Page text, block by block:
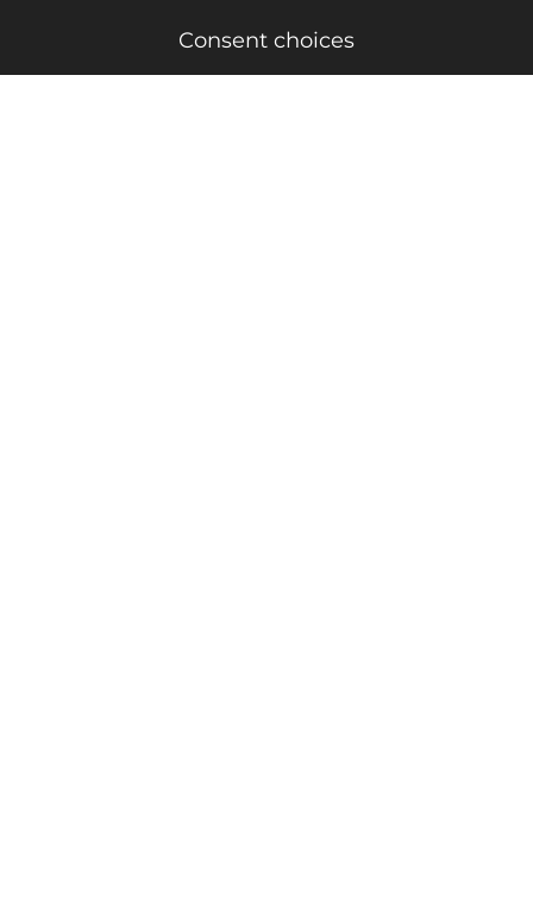
Consent choices